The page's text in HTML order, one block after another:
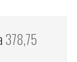
378,75